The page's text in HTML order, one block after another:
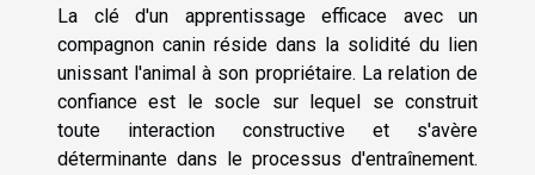
La clé d'un apprentissage efficace avec un
compagnon canin réside dans la solidité du lien
unissant l'animal à son propriétaire. La relation de
confiance est le socle sur lequel se construit
toute interaction constructive et s'avère
déterminante dans le processus d'entraînement.